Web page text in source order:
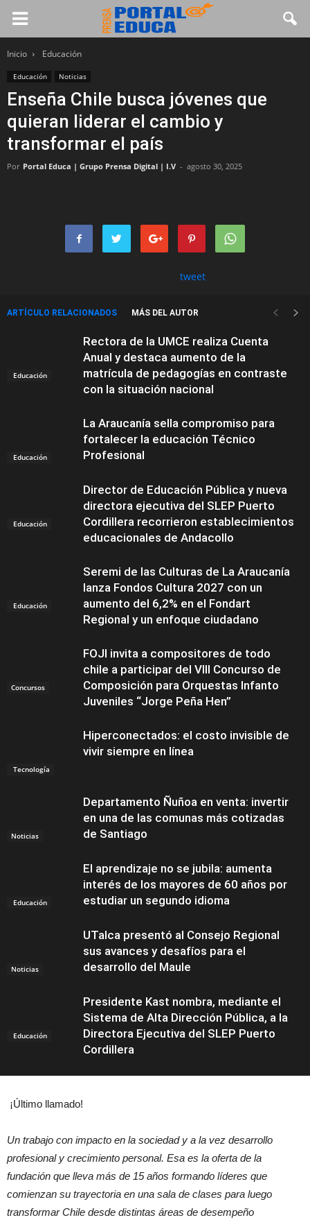
Inicio Educación
Educación Noticias
Enseña Chile busca jóvenes que
quieran liderar el cambio y
transformar el país
Por Portal Educa | Grupo Prensa Digital | I.V - agosto 30, 2025
tweet
ARTÍCULO RELACIONADOS MÁS DEL AUTOR
Educación
Rectora de la UMCE realiza Cuenta
Anual y destaca aumento de la
matrícula de pedagogías en contraste
con la situación nacional
Educación
La Araucanía sella compromiso para
fortalecer la educación Técnico
Profesional
Educación
Director de Educación Pública y nueva
directora ejecutiva del SLEP Puerto
Cordillera recorrieron establecimientos
educacionales de Andacollo
Educación
Seremi de las Culturas de La Araucanía
lanza Fondos Cultura 2027 con un
aumento del 6,2% en el Fondart
Regional y un enfoque ciudadano
Concursos
FOJI invita a compositores de todo
chile a participar del VIII Concurso de
Composición para Orquestas Infanto
Juveniles “Jorge Peña Hen”
Tecnología
Hiperconectados: el costo invisible de
vivir siempre en línea
Noticias
Departamento Ñuñoa en venta: invertir
en una de las comunas más cotizadas
de Santiago
Educación
El aprendizaje no se jubila: aumenta
interés de los mayores de 60 años por
estudiar un segundo idioma
Noticias
UTalca presentó al Consejo Regional
sus avances y desafíos para el
desarrollo del Maule
Educación
Presidente Kast nombra, mediante el
Sistema de Alta Dirección Pública, a la
Directora Ejecutiva del SLEP Puerto
Cordillera
¡Último llamado!
Un trabajo con impacto en la sociedad y a la vez desarrollo
profesional y crecimiento personal. Esa es la oferta de la
fundación que lleva más de 15 años formando líderes que
comienzan su trayectoria en una sala de clases para luego
transformar Chile desde distintas áreas de desempeño